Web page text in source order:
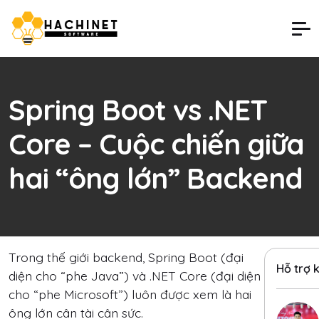
Spring Boot vs .NET
Core – Cuộc chiến giữa
hai “ông lớn” Backend
Trong thế giới backend, Spring Boot (đại
diện cho “phe Java”) và .NET Core (đại diện
cho “phe Microsoft”) luôn được xem là hai
ông lớn cân tài cân sức.
Hỗ trợ